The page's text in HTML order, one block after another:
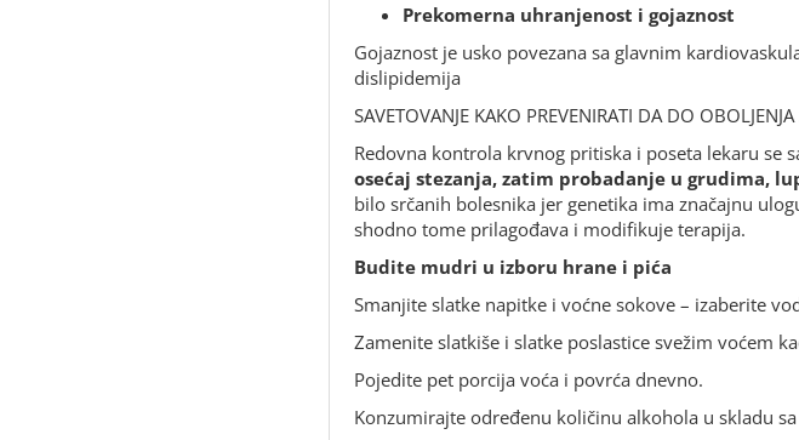
Prekomerna uhranjenost i gojaznost
Gojaznost je usko povezana sa glavnim
dislipidemija
SAVETOVANJE KAKO PREVENIRATI DA DO
Redovna kontrola krvnog pritiska i poseta lekaru se
osećaj stezanja, zatim probadanje u grudima,
bilo srčanih bolesnika jer genetika ima značajnu
shodno tome prilagođava i modifikuje terapija.
Budite mudri u izboru hrane i pića
Smanjite slatke napitke i voćne sokove – izaberite
Zamenite slatkiše i slatke poslastice svežim voćem
Pojedite pet porcija voća i povrća dnevno.
Konzumirajte određenu količinu alkohola u skladu